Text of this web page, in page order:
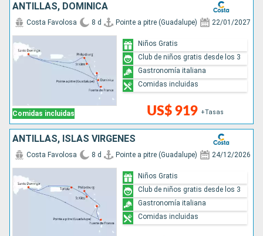
ANTILLAS, DOMINICA
Comidas incluidas
Costa Favolosa 8 d Pointe a pitre (Guadalupe) 22/01/2027
US$ 919 +Tasas
Niños Gratis
Club de niños gratis desde los 3
Gastronomía italiana
Comidas incluidas
ANTILLAS, ISLAS VÍRGENES
Costa Favolosa 8 d Pointe a pitre (Guadalupe) 24/12/2026
Niños Gratis
Club de niños gratis desde los 3
Gastronomía italiana
Comidas incluidas